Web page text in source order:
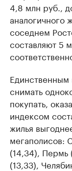
4,8 млн руб.,
аналогичного
соседнем
составляют 5
снимать
покупать,
индексом
жилья
мегаполисов:
(14,34), Пермь
(13,33),